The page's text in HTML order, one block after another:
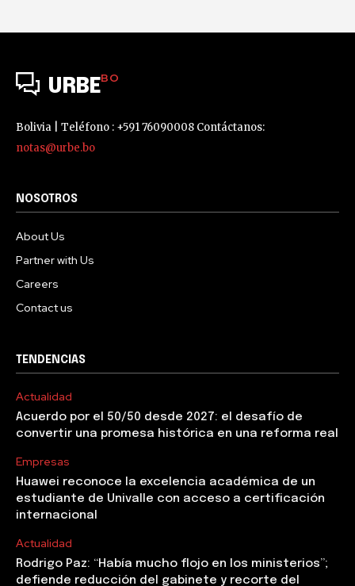
URBEBO
Bolivia | Teléfono : +591 76090008 Contáctanos:
notas@urbe.bo
NOSOTROS
About Us
Partner with Us
Careers
Contact us
TENDENCIAS
Actualidad
Acuerdo por el 50/50 desde 2027: el desafío de
convertir una promesa histórica en una reforma real
Empresas
Huawei reconoce la excelencia académica de un
estudiante de Univalle con acceso a certificación
internacional
Actualidad
Rodrigo Paz: “Había mucho flojo en los ministerios”;
defiende reducción del gabinete y recorte del